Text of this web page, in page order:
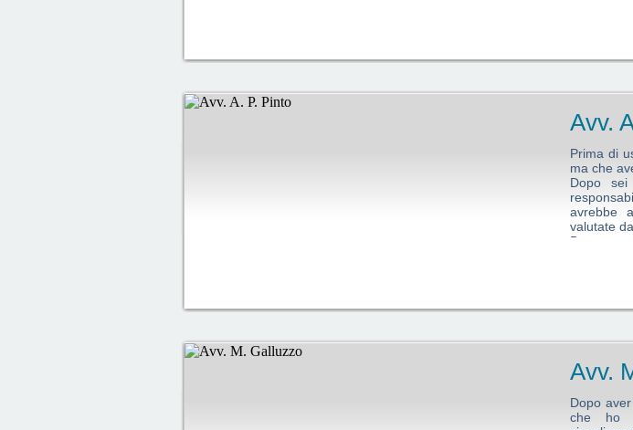
capo
In altri
del lavoro all'interno della mia struttura professionale.
Definire principe un software è riduttivo, infatti, la comunità di
assistenza fornita dagli operatori, oltre che le evidenti qualitàAvv.
Prima di
ma che
Dopo sei
avrebbe
valutate
Dopo un
con
Ricordo
dopo
Ritengo che questo è il vero punto di forza che rende Principe
dietro, di ascoltare i nostri bisogni reali.
Avv.
Dopo
che ho